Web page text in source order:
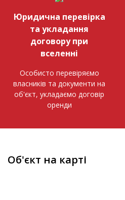
Юридична перевірка
та укладання
договору при
вселенні
Особисто перевіряємо
власників та документи на
об'єкт, укладаємо договір
оренди
Об'єкт на карті